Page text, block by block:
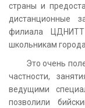
страны и
дистанционные
филиала
школьникам города.
Это очень
частности,
ведущими
позволили